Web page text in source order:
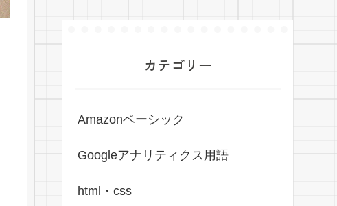
カテゴリー
Amazonベーシック
Googleアナリティクス用語
html・css